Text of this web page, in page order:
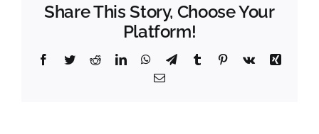
Share This Story, Choose Your
Platform!
Facebook
TwitterRedditLinkedInWhatsApp
TelegramTumblr Pinterest
Vk
Xing
Email